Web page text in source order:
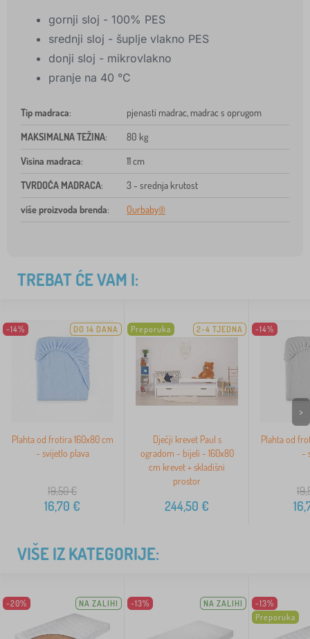
gornji sloj - 100% PES
srednji sloj - šuplje vlakno PES
donji sloj - mikrovlakno
pranje na 40 °C
Tip madraca: pjenasti madrac, madrac s oprugom
MAKSIMALNA TEŽINA: 80 kg
Visina madraca: 11 cm
TVRDOĆA MADRACA: 3 - srednja krutost
više proizvoda brenda: Ourbaby®
TREBAT ĆE VAM I:
-14% DO 14 DANA
Plahta od frotira 160x80 cm
- svijetlo plava
19,50€
16,70 €
Preporuka 2-4 TJEDNA
Dječji krevet Paul s
ogradom - bijeli - 160x80
cm krevet + skladišni
prostor
244,50 €
-14%
Plahta od
-
>
VIŠE IZ KATEGORIJE:
-20% NA ZALIHI -13% NA ZALIHI
-13%
Preporuka